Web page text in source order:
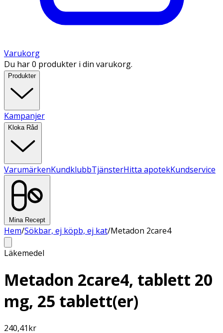
Varukorg
Du har 0 produkter i din varukorg.
Produkter
Kampanjer
Kloka Råd
VarumärkenKundklubbTjänsterHitta apotekKundservice
Mina Recept
Hem/Sökbar, ej köpb, ej kat/Metadon 2care4
Läkemedel
Metadon 2care4, tablett 20
mg, 25 tablett(er)
240,41kr